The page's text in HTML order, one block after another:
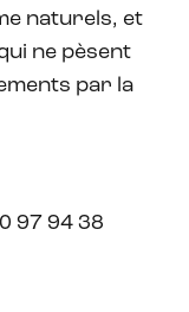
naturels, et
ne pèsent
par la
97 94 38